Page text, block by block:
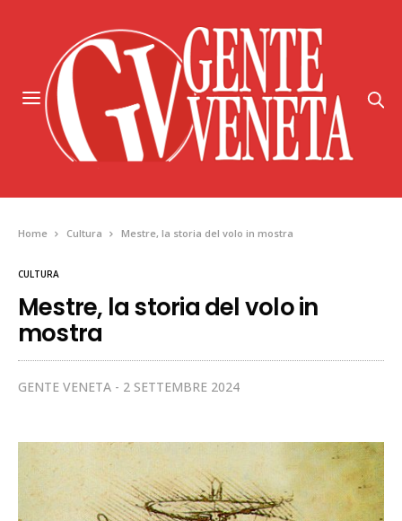
Home Cultura Mestre, la storia del volo in mostra
CULTURA
Mestre, la storia del volo in
mostra
GENTE VENETA 2 SETTEMBRE 2024